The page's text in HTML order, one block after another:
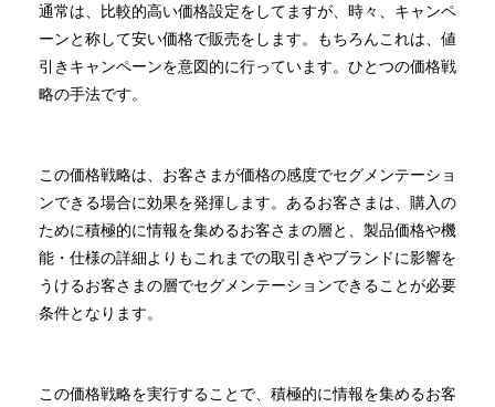
通常は、比較的高い価格設定をしてますが、時々、キャンペ
ーンと称して安い価格で販売をします。もちろんこれは、値
引きキャンペーンを意図的に行っています。ひとつの価格戦
略の手法です。
この価格戦略は、お客さまが価格の感度でセグメンテーショ
ンできる場合に効果を発揮します。あるお客さまは、購入の
ために積極的に情報を集めるお客さまの層と、製品価格や機
能・仕様の詳細よりもこれまでの取引きやブランドに影響を
うけるお客さまの層でセグメンテーションできることが必要
条件となります。
この価格戦略を実行することで、積極的に情報を集めるお客